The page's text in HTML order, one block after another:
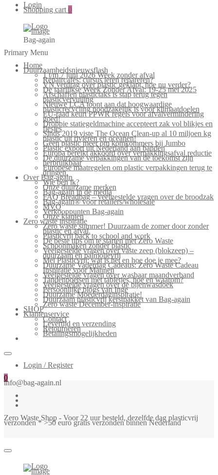
Login
Shopping cart 0
Bag-again
Primary Menu
Home
Duurzaamheidsnieuwsflash
1 t/m 7 juni 2026 Week zonder afval
Repaircafés: cursus leren repareren?
VN verdrag over plastic geklapt, hoe nu verder?
De jaarlijkse Week Zonder Afval: 19-25 mei 2025
Afschaffen plastictaks is stap terug tegen
plasticvervuiling
Nieuwe LCA toont aan dat hoogwaardige
plasticrecycling noodzakelijk is voor klimaatdoelen
EU-raad keurt PPWR regels voor afvalvermindering
goed!
Droppie statiegeldmachine accepteert zak vol blikjes en
flesjes
Sinds 2019 viste The Ocean Clean-up al 10 miljoen kg
plastic uit rivieren en oceanen!
Geen plastic meer om komkommers bij Jumbo
Plastic export uit Nederland aan banden
Europa bereikt akkoord over verpakkingsafval reductie
De duurzame verpakkingen van de toekomst zijn
herbruikbaar
Europese maatregelen om plastic verpakkingen terug te
dringen.
Over Bag-again
Wie ben ik?
Onze duurzame merken
Bag-again in de media
FAQ Breadbag – veelgestelde vragen over de broodzak
Bag-again® voor retailers/wholesale
MVO
Verkooppunten Bag-again
Onze klanten
Zero waste inspiratie
Zero waste summer! Duurzaam de zomer door zonder
plastic en afval.
Plasticvrij back to school and work
De beste tips om te starten met Zero Waste
Schoonmaken zonder plastic
Veelgestelde vragen over vaste zeep (blokzeep) –
duurzaam en palmolievrij
Mei Plasticvrij: wat is het en hoe doe je mee?
Duurzame Vaderdag Cadeaus: Zero Waste Cadeau
Inspiratie voor Mannen
Veelgestelde vragen over wasbaar maandverband
Tandenpoetsen met tabletjes, hoe en waarom?
Veelgestelde vragen over de bijenwasdoek
Persoonlijke blogs van Inge
Duurzame Moederdaginspiratie!
Duurzaam plasticvrij kerstpakket van Bag-again
Zero waste December-inspiratie
SHOP
Klantenservice
Contact
Levertijd en verzending
Retourneren
Betalingsmogelijkheden
Login / Register
0
info@bag-again.nl
Zero Waste Shop - Voor 22 uur besteld, dezelfde dag plasticvrij
verzonden * >50 euro gratis verzonden binnen Nederland